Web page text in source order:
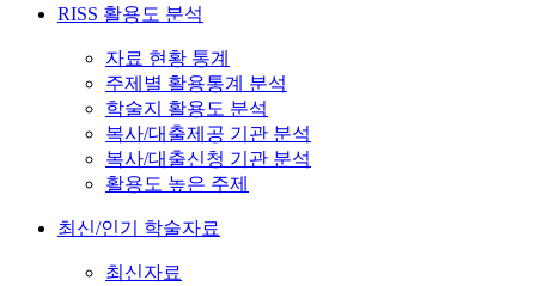
RISS 활용도 분석
자료 현황 통계
주제별 활용통계 분석
학술지 활용도 분석
복사/대출제공 기관 분석
복사/대출신청 기관 분석
활용도 높은 주제
최신/인기 학술자료
최신자료